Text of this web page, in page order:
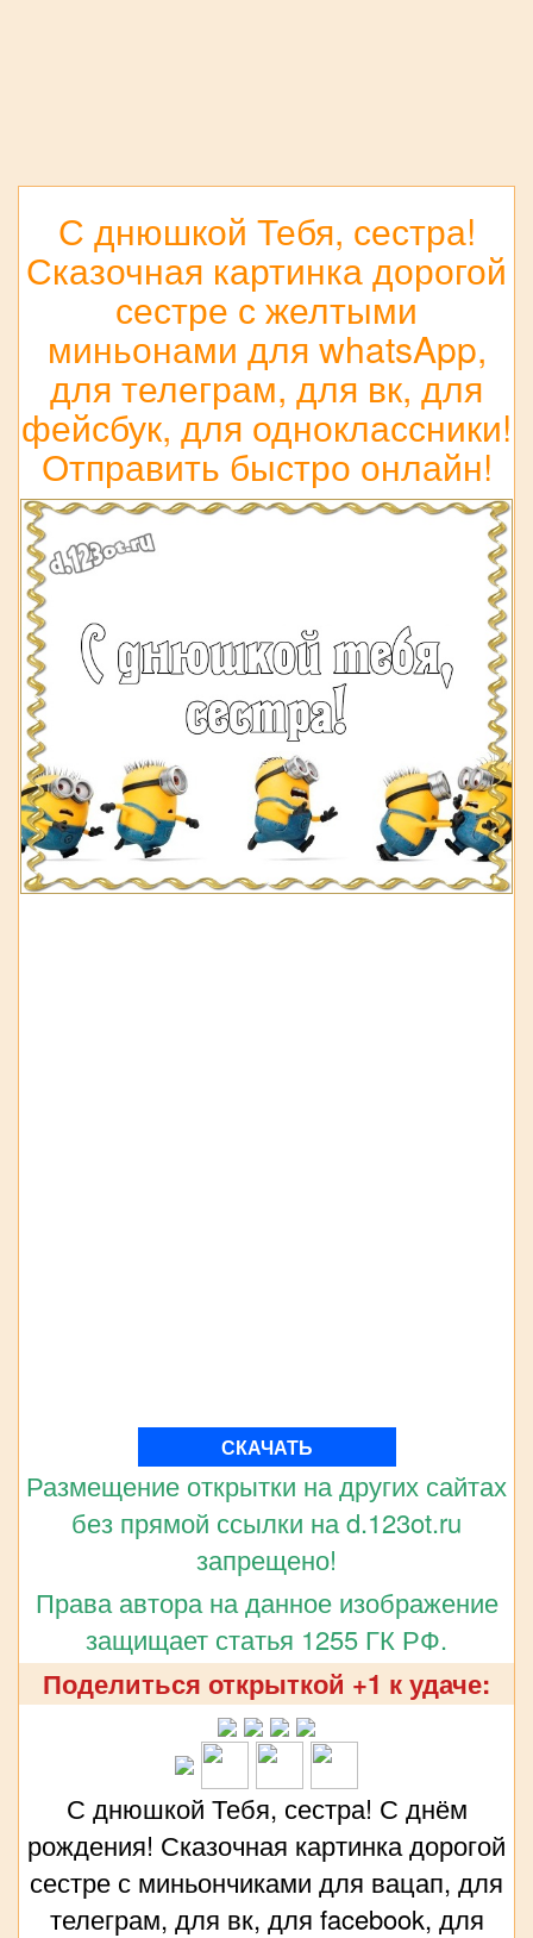
С днюшкой Тебя, сестра!
Сказочная картинка дорогой
сестре с желтыми
миньонами для whatsApp,
для телеграм, для вк, для
фейсбук, для одноклассники!
Отправить быстро онлайн!
СКАЧАТЬ
Размещение открытки на других сайтах
без прямой ссылки на d.123ot.ru
запрещено!
Права автора на данное изображение
защищает статья 1255 ГК РФ.
Поделиться открыткой +1 к удаче:
С днюшкой Тебя, сестра! С днём
рождения! Сказочная картинка дорогой
сестре с миньончиками для вацап, для
телеграм, для вк, для facebook, для